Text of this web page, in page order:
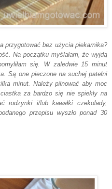
przygotować bez użycia piekarnika?
Na początku myślałam, że wyjdą
się. W zaledwie 15 minut
Są one pieczone na suchej patelni
minut. Należy pilnować aby moc
za bardzo się nie spiekły na
rodzynki i/lub kawałki czekolady,
przepisu wyszło ponad 30